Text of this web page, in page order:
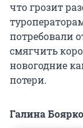
что грозит
потребовали
смягчить
новогодние
потери.
Галина